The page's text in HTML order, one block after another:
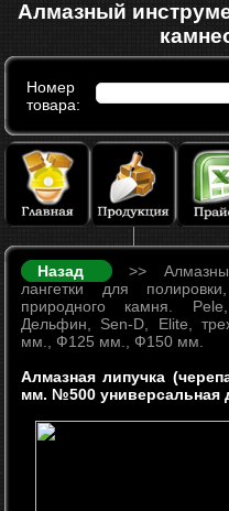
Алмазный
Номер
товара:
Назад
>> Алмазные
лангетки для
природного камня.
Дельфин, Sen-D, Elite,
мм., Ф125 мм., Ф150 мм.
Алмазная липучка
мм. №500 универсальная